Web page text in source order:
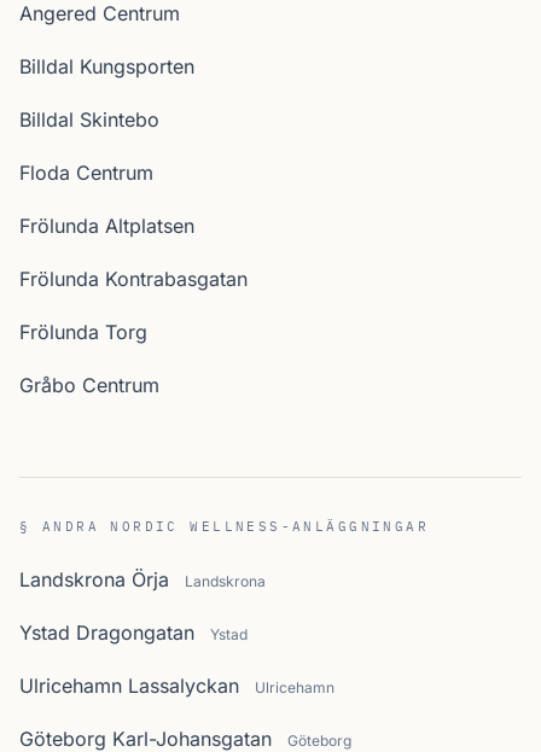
Angered Centrum
Billdal Kungsporten
Billdal Skintebo
Floda Centrum
Frölunda Altplatsen
Frölunda Kontrabasgatan
Frölunda Torg
Gråbo Centrum
§ ANDRA NORDIC WELLNESS-ANLÄGGNINGAR
Landskrona Örja Landskrona
Ystad Dragongatan Ystad
Ulricehamn Lassalyckan Ulricehamn
Göteborg Karl-Johansgatan Göteborg